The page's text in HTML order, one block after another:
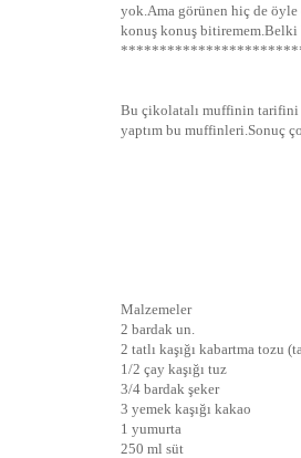
yok.Ama görünen hiç de öyle
konuş konuş bitiremem.Belki
Bu çikolatalı muffinin tarifini
yaptım bu muffinleri.Sonuç
Malzemeler
2 bardak un.
2 tatlı kaşığı kabartma tozu
1/2 çay kaşığı tuz
3/4 bardak şeker
3 yemek kaşığı kakao
1 yumurta
250 ml süt